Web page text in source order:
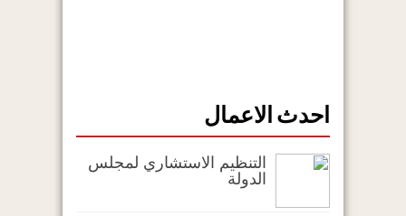
احدث الاعمال
التنظيم الاستشاري لمجلس
الدولة